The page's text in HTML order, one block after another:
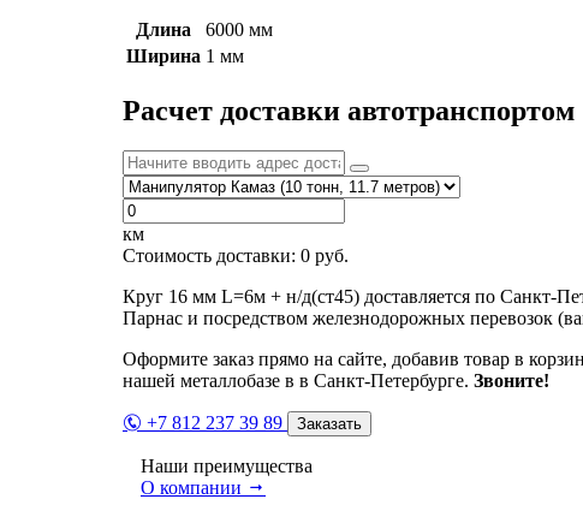
Длина
6000 мм
Ширина 1 мм
Расчет доставки автотранспортом
км
Стоимость доставки: 0 руб.
Круг 16 мм L=6м + н/д(ст45) доставляется по Санкт-
Парнас и посредством железнодорожных перевозок
Оформите заказ прямо на сайте, добавив товар в
нашей металлобазе в в Санкт-Петербурге. Звоните!
+7 812 237 39 89 Заказать
Наши преимущества
О компании